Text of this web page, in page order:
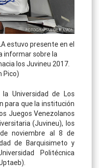
estuvo presente en el
informar sobre la
los Juvineu 2017.
Pico)
Universidad de Los
para que la institución
Juegos Venezolanos
(Juvineu), los
noviembre al 8 de
de Barquisimeto y
Politécnica